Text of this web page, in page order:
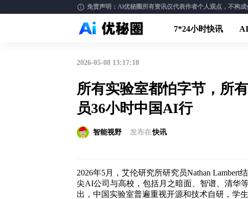
免责声明：Al优秘圈所有资讯仅代表作者个人观点，不构
7*24小时快讯
2026-05-08 13:17:18
所有实验室都怕字节，所
员36小时中国AI行
智能视野 发布在快讯
2026年5月，艾伦研究所研究员Nathan
尖AI公司与高校，包括月之暗面、智谱、清华
出，中国实验室普遍重视开源和技术自研，学